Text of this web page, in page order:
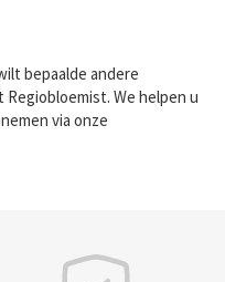
bepaalde andere
We helpen u
via onze